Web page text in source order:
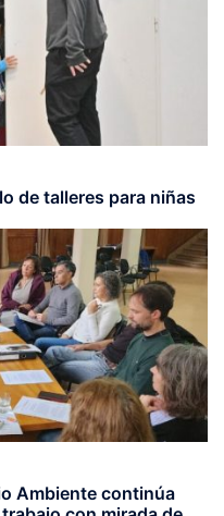
de talleres para niñas
Ambiente continúa